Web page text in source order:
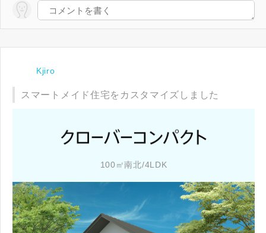
Kjiro
スマートメイド住宅をカスタマイズしました
100㎡南北/4LDK